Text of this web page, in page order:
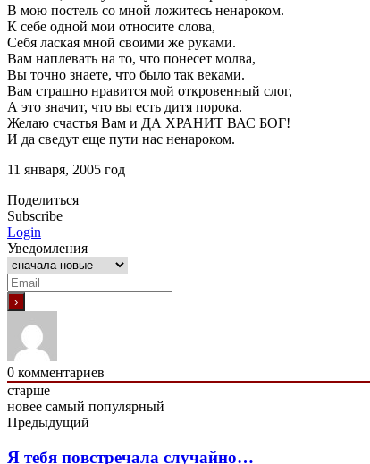
В мою постель со мной ложитесь ненароком.
К себе одной мои относите слова,
Себя лаская мной своими же руками.
Вам наплевать на то, что понесет молва,
Вы точно знаете, что было так веками.
Вам страшно нравится мой откровенный слог,
А это значит, что вы есть дитя порока.
Желаю счастья Вам и ДА ХРАНИТ ВАС БОГ!
И да сведут еще пути нас ненароком.
11 января, 2005 год
Поделиться
Subscribe
Login
Уведомления
0 комментариев
старше
новее самый популярный
Предыдущий
Я тебя повстречала случайно…